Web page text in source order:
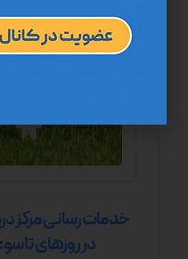
خدمات رسانی مرکز
در روزهای